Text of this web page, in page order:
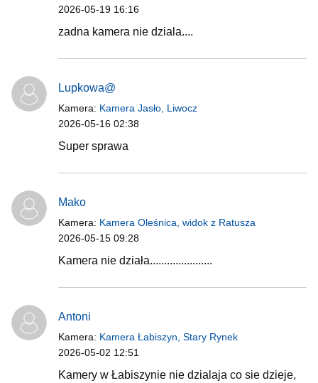
2026-05-19 16:16
zadna kamera nie dziala....
Lupkowa@
Kamera: Kamera Jasło, Liwocz
2026-05-16 02:38
Super sprawa
Mako
Kamera: Kamera Oleśnica, widok z Ratusza
2026-05-15 09:28
Kamera nie działa......................
Antoni
Kamera: Kamera Łabiszyn, Stary Rynek
2026-05-02 12:51
Kamery w Łabiszynie nie dzialaja co sie dzieje,